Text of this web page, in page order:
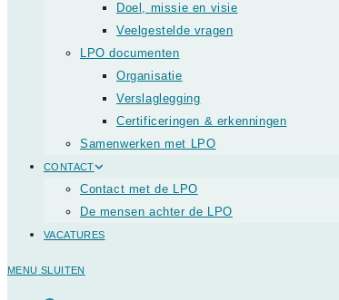
Doel, missie en visie
Veelgestelde vragen
LPO documenten
Organisatie
Verslaglegging
Certificeringen & erkenningen
Samenwerken met LPO
CONTACT
Contact met de LPO
De mensen achter de LPO
VACATURES
MENU SLUITEN